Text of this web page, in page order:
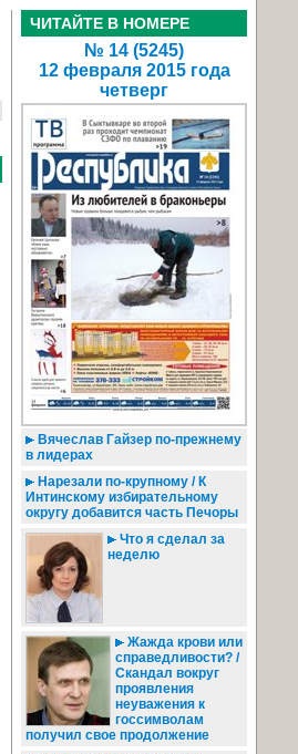
ЧИТАЙТЕ В НОМЕРЕ
№ 14 (5245)
12 февраля 2015 года
четверг
Вячеслав Гайзер по-прежнему
в лидерах
Нарезали по-крупному / К
Интинскому избирательному
округу добавится часть Печоры
Что я сделал за
неделю
Жажда крови или
справедливости? /
Скандал вокруг
проявления
неуважения к
госсимволам
получил свое продолжение